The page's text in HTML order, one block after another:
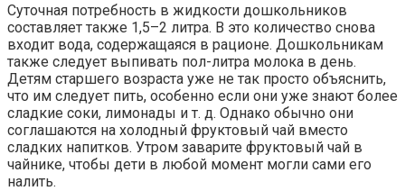
Суточная потребность в жидкости дошкольников
составляет также 1,5–2 литра. В это количество снова
входит вода, содержащаяся в рационе. Дошкольникам
также следует выпивать пол-литра молока в день.
Детям старшего возраста уже не так просто объяснить,
что им следует пить, особенно если они уже знают более
сладкие соки, лимонады и т. д. Однако обычно они
соглашаются на холодный фруктовый чай вместо
сладких напитков. Утром заварите фруктовый чай в
чайнике, чтобы дети в любой момент могли сами его
налить.